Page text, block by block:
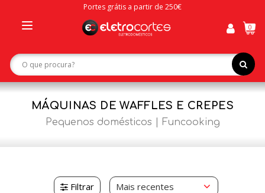
Portes grátis a partir de 250€
navigation
0
MÁQUINAS DE WAFFLES E CREPES
Pequenos domésticos Funcooking
Filtrar